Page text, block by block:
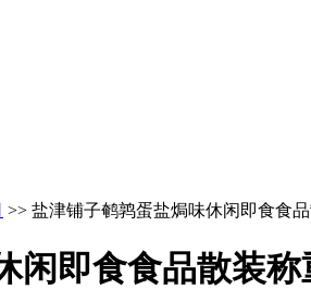
>> 盐津铺子鹌鹑蛋盐焗味休闲即食食
闲即食食品散装称